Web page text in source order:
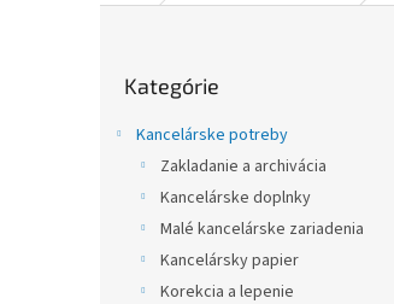
kategórie
Kategórie
Kancelárske potreby
Zakladanie a archivácia
Kancelárske doplnky
Malé kancelárske zariadenia
Kancelársky papier
Korekcia a lepenie